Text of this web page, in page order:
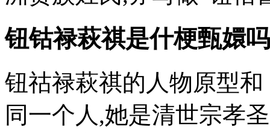
钮钴禄萩祺是什梗甄嬛
钮祜禄萩祺的人物原型
同一个人,她是清世宗孝